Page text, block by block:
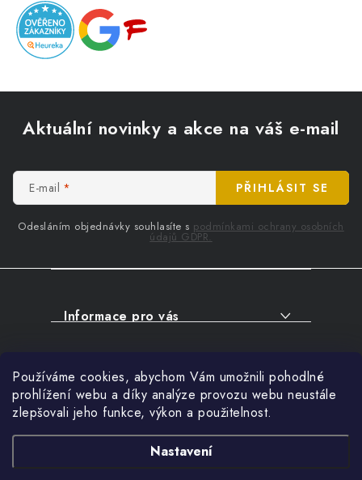
Používáme cookies, abychom Vám umožnili pohodlné
prohlížení webu a díky analýze provozu webu neustále
zlepšovali jeho funkce, výkon a použitelnost.
Nastavení
Aktuální novinky a akce na váš e-mail
E-mail
Odesláním objednávky souhlasíte s podmínkami ochrany osobních
údajů GDPR.
PŘIHLÁSIT SE
Informace pro vás
SERVIS
FIRMY, ŠKOLY, PARTNEŘI
ARTHAS MAGAZÍN
Facebook
Přihlášení